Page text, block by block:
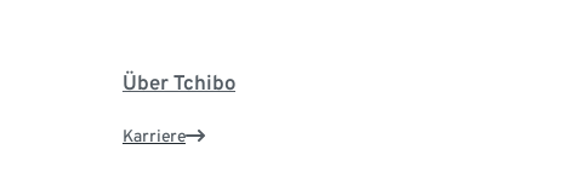
Über Tchibo
Karriere